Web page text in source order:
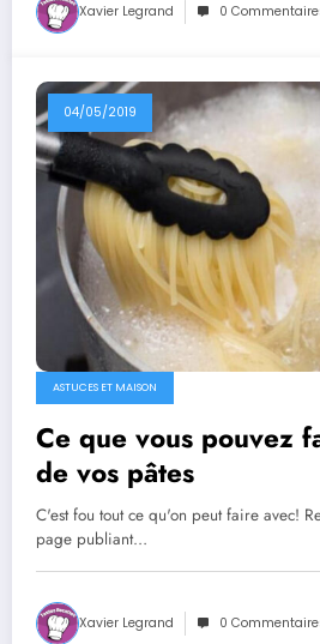
Xavier Legrand 0
04/05/2019
ASTUCES ET MAISON
Ce que vous pouvez
de vos pâtes
C'est fou tout ce qu'on peut faire avec!
page publiant…
Xavier Legrand 0